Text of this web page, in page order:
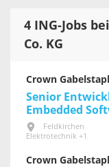
4 ING-Jobs
Co. KG
Crown
Senior
Embedded
Feldkirchen
Elektrotechnik +1
Crown